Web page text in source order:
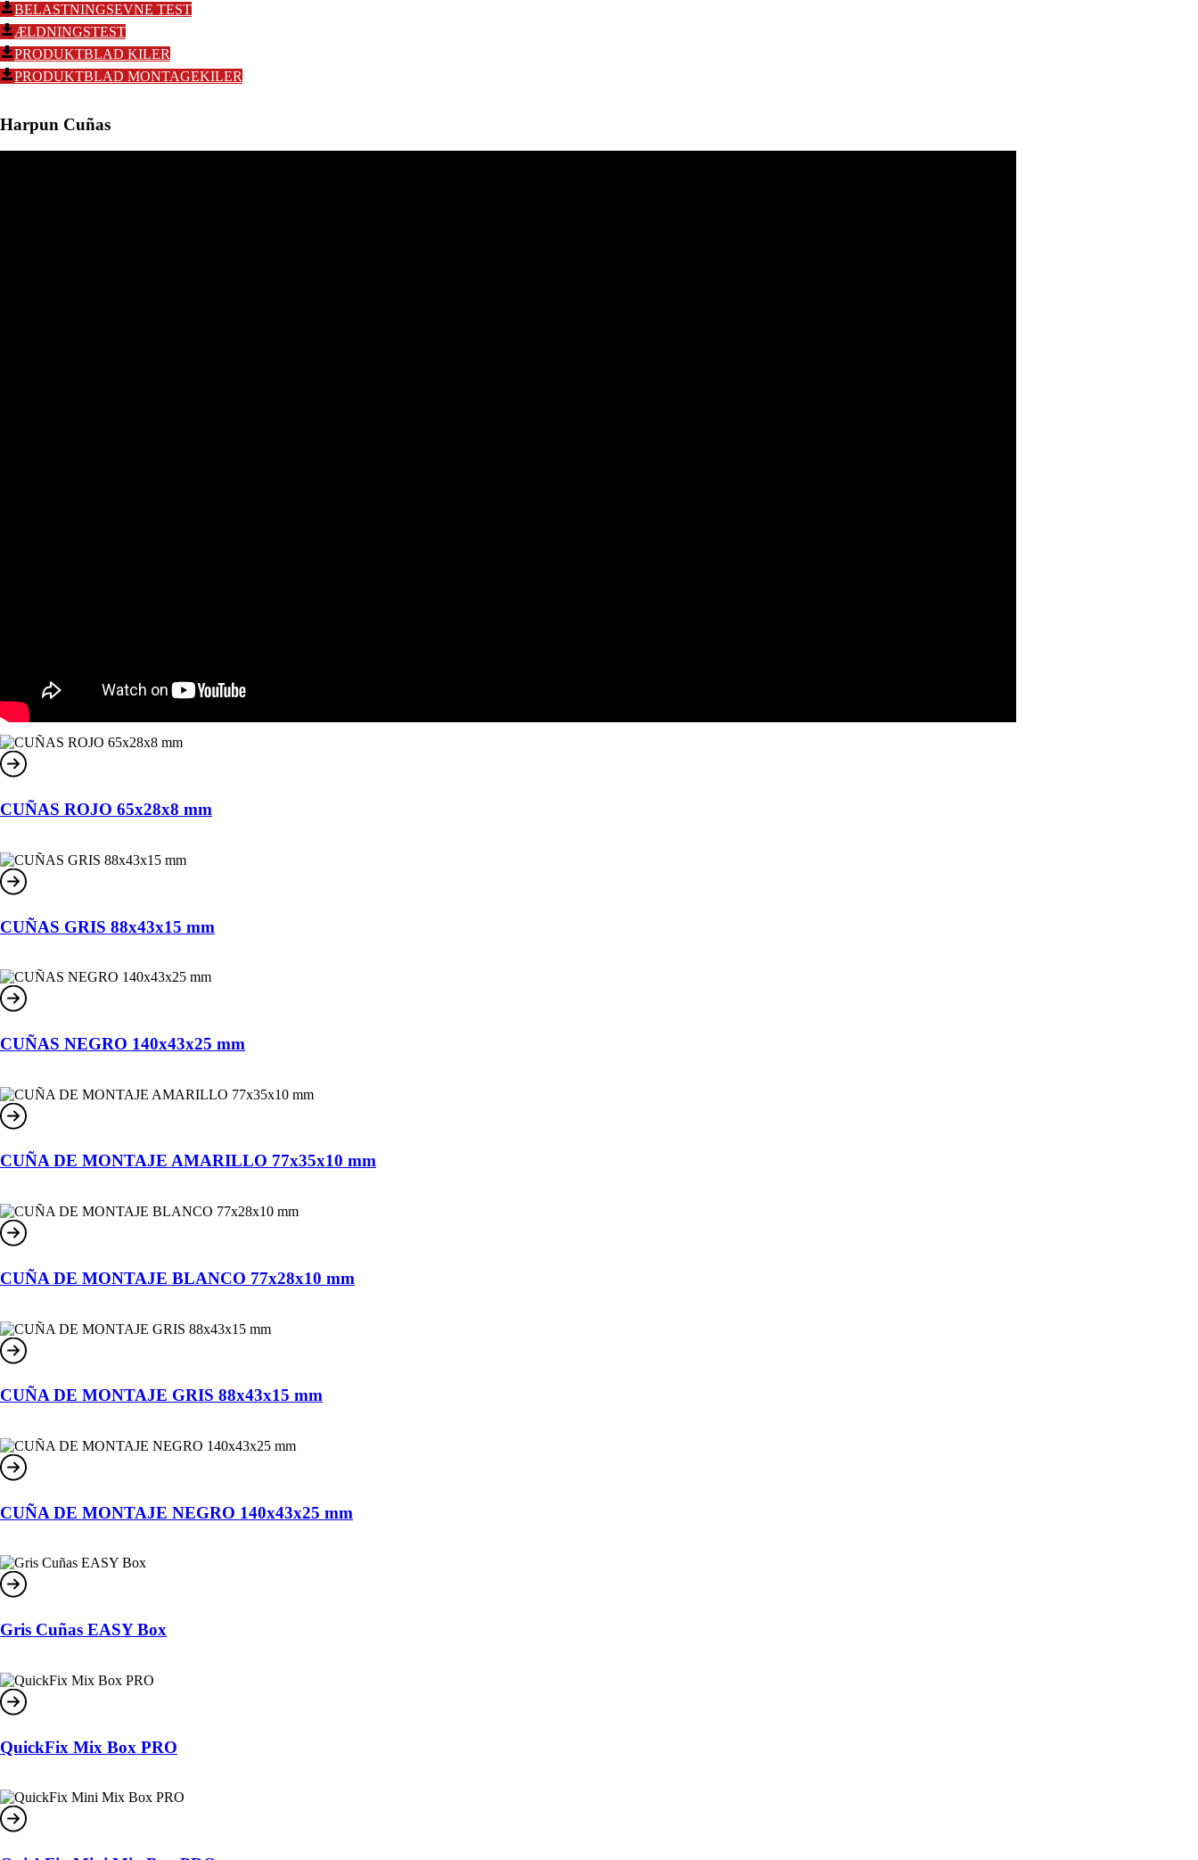
BELASTNINGSEVNE TEST
ÆLDNINGSTEST
PRODUKTBLAD KILER
PRODUKTBLAD MONTAGEKILER
Harpun Cuñas
CUÑAS ROJO 65x28x8 mm
CUÑAS GRIS 88x43x15 mm
CUÑAS NEGRO 140x43x25 mm
CUÑA DE MONTAJE AMARILLO 77x35x10 mm
CUÑA DE MONTAJE BLANCO 77x28x10 mm
CUÑA DE MONTAJE GRIS 88x43x15 mm
CUÑA DE MONTAJE NEGRO 140x43x25 mm
Gris Cuñas EASY Box
QuickFix Mix Box PRO